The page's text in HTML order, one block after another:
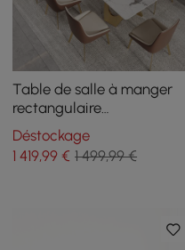
Table de salle à manger
rectangulaire
contemporaine de 2000
mm en or pour 8 personnes
avec plateau en pierre
Déstockage
1 419,99 € 1 499,99 €